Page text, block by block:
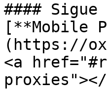
####
[**Mobile
(https://
<a
proxies"></